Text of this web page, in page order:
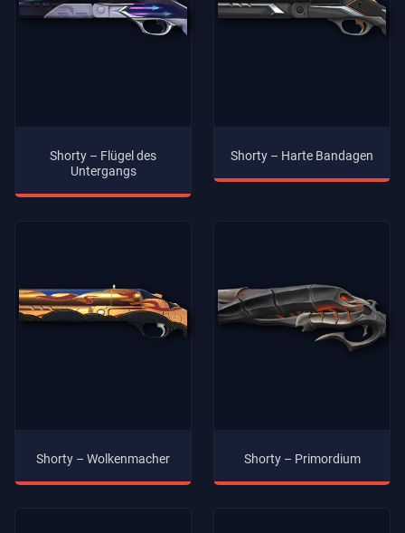
Shorty – Flügel des
Untergangs
Shorty – Harte Bandagen
Shorty – Wolkenmacher Shorty – Primordium